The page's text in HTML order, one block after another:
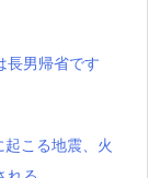
長男帰省です
こる地震、火